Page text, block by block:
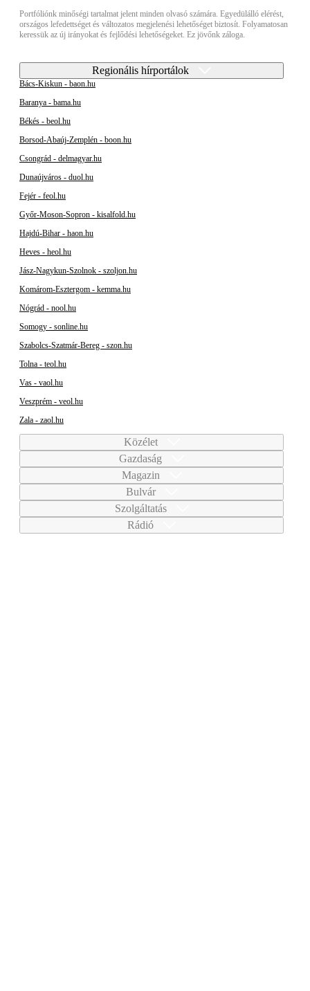
Portfóliónk minőségi tartalmat jelent minden olvasó számára. Egyedülálló elérést,
országos lefedettséget és változatos megjelenési lehetőséget biztosít. Folyamatosan
keressük az új irányokat és fejlődési lehetőségeket. Ez jövőnk záloga.
Regionális hírportálok
Bács-Kiskun - baon.hu
Baranya - bama.hu
Békés - beol.hu
Borsod-Abaúj-Zemplén - boon.hu
Csongrád - delmagyar.hu
Dunaújváros - duol.hu
Fejér - feol.hu
Győr-Moson-Sopron - kisalfold.hu
Hajdú-Bihar - haon.hu
Heves - heol.hu
Jász-Nagykun-Szolnok - szoljon.hu
Komárom-Esztergom - kemma.hu
Nógrád - nool.hu
Somogy - sonline.hu
Szabolcs-Szatmár-Bereg - szon.hu
Tolna - teol.hu
Vas - vaol.hu
Veszprém - veol.hu
Zala - zaol.hu
Közélet
Gazdaság
Magazin
Bulvár
Szolgáltatás
Rádió